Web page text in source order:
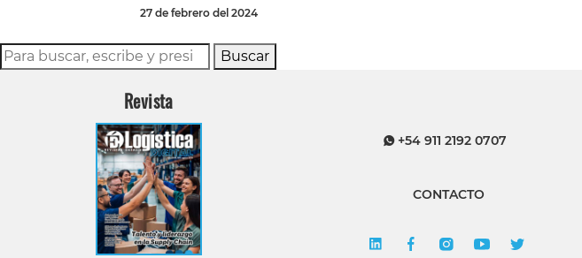
27 de febrero del 2024
Buscar
Revista
+54 911 2192 0707
CONTACTO